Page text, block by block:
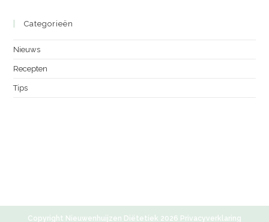
Categorieën
Nieuws
Recepten
Tips
Copyright Nieuwenhuijzen Diëtetiek 2026 Privacyverklaring